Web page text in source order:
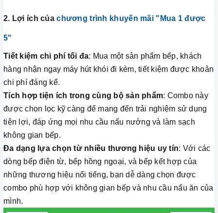
2. Lợi ích củachương trình khuyến mãi "Mua 1 được
5"
Tiết kiệm chi phí tối đa: Mua một sản phẩm bếp, khách
hàng nhận ngay máy hút khói đi kèm, tiết kiệm được khoản
chi phí đáng kể.
Tích hợp tiện ích trong cùng bộ sản phẩm: Combo này
được chọn lọc kỹ càng để mang đến trải nghiệm sử dụng
tiện lợi, đáp ứng mọi nhu cầu nấu nướng và làm sạch
không gian bếp.
Đa dạng lựa chọn từ nhiều thương hiệu uy tín: Với các
dòng bếp điện từ, bếp hồng ngoại, và bếp kết hợp của
những thương hiệu nổi tiếng, bạn dễ dàng chọn được
combo phù hợp với không gian bếp và nhu cầu nấu ăn của
mình.